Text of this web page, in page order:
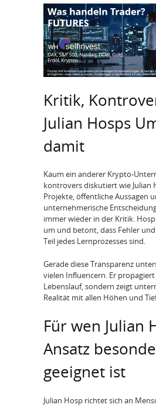
Kritik,
Julian Hosps
damit
Kaum ein anderer Krypto-
kontrovers diskutiert wie Julian
Projekte, öffentliche Aussagen
unternehmerische
immer wieder in der Kritik.
um und betont, dass Fehler
Teil jedes Lernprozesses sind.
Gerade diese Transparenz
vielen Influencern. Er
Lebenslauf, sondern zeigt
Realität mit allen Höhen und
Für wen Julian
Ansatz
geeignet ist
Julian Hosp richtet sich an